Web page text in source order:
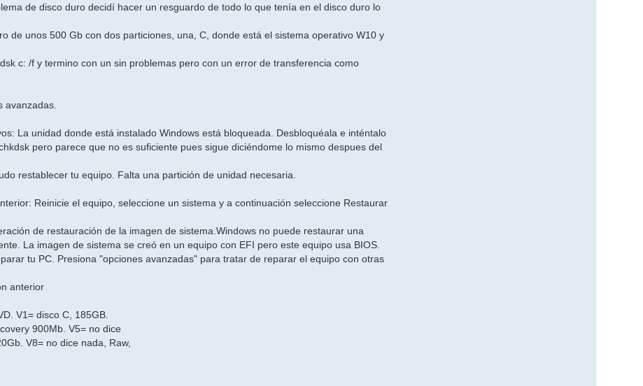
de disco duro decidí hacer un resguardo de todo lo que tenía en el disco duro lo
de unos 500 Gb con dos particiones, una, C, donde está el sistema operativo W10 y
c: /f y termino con un sin problemas pero con un error de transferencia como
avanzadas.
La unidad donde está instalado Windows está bloqueada. Desbloquéala e inténtalo
pero parece que no es suficiente pues sigue diciéndome lo mismo despues del
restablecer tu equipo. Falta una partición de unidad necesaria.
Reinicie el equipo, seleccione un sistema y a continuación seleccione Restaurar
de restauración de la imagen de sistema.Windows no puede restaurar una
La imagen de sistema se creó en un equipo con EFI pero este equipo usa BIOS.
tu PC. Presiona "opciones avanzadas" para tratar de reparar el equipo con otras
anterior
V1= disco C, 185GB.
900Mb. V5= no dice
V8= no dice nada, Raw,